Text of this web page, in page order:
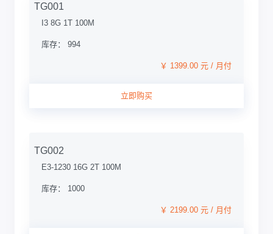
TG001
I3 8G 1T 100M
库存： 994
￥ 1399.00 元 / 月付
立即购买
TG002
E3-1230 16G 2T 100M
库存： 1000
￥ 2199.00 元 / 月付